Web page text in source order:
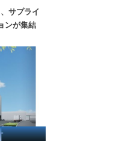
サプライ
ンが集結